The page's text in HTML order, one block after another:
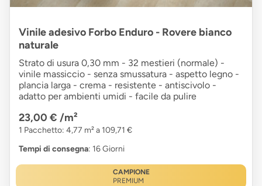
Vinile adesivo Forbo Enduro - Rovere bianco
naturale
Strato di usura 0,30 mm - 32 mestieri (normale) -
vinile massiccio - senza smussatura - aspetto legno -
plancia larga - crema - resistente - antiscivolo -
adatto per ambienti umidi - facile da pulire
23,00 € /m²
1 Pacchetto: 4,77 m² a 109,71 €
Tempi di consegna: 16 Giorni
CAMPIONE
PREMIUM